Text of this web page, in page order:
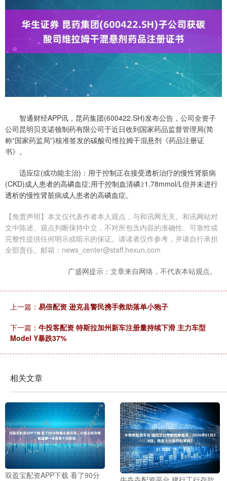
智通财经APP讯，昆药集团(600422.SH)发布公告，公司全资子
公司昆明贝克诺顿制药有限公司于近日收到国家药品监督管理局(简
称“国家药监局”)核准签发的碳酸司维拉姆干混悬剂《药品注册证
书》。
适应症(或功能主治)：用于控制正在接受透析治疗的慢性肾脏病
(CKD)成人患者的高磷血症;用于控制血清磷≥1.78mmol/L但并未进行
透析的慢性肾脏病成人患者的高磷血症。
【免责声明】本文仅代表作者本人观点，与和讯网无关。和讯网站对
文中陈述、观点判断保持中立，不对所包含内容的准确性、可靠性或
完整性提供任何明示或暗示的保证。请读者仅作参考，并请自行承担
全部责任。邮箱：news_center@staff.hexun.com
广盛网提示：文章来自网络，不代表本站观点。
上一篇： 易倍配资 逊克县警民携手救助落单小狍子
下一篇： 牛投客配资 特斯拉加州新车注册量持续下滑 主力车型
Model Y暴跌37%
相关文章
双盈宝配资APP下载 看了90分